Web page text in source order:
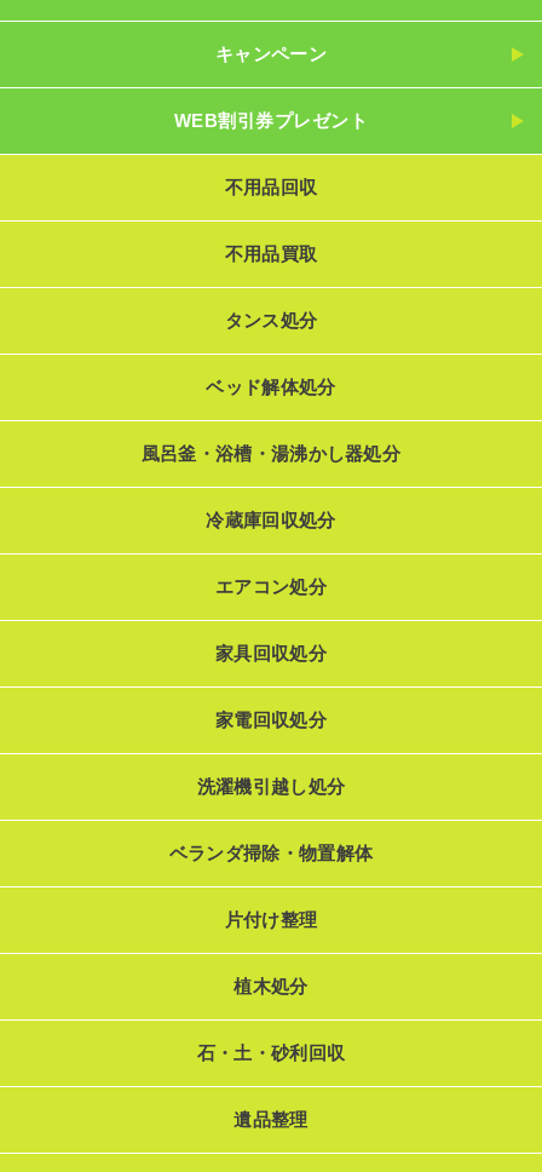
キャンペーン
WEB割引券プレゼント
不用品回収
不用品買取
タンス処分
ベッド解体処分
風呂釜・浴槽・湯沸かし器処分
冷蔵庫回収処分
エアコン処分
家具回収処分
家電回収処分
洗濯機引越し処分
ベランダ掃除・物置解体
片付け整理
植木処分
石・土・砂利回収
遺品整理